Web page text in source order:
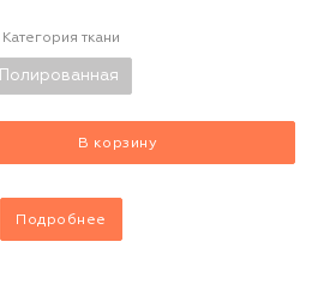
Категория ткани
Полированная
В корзину
Подробнее